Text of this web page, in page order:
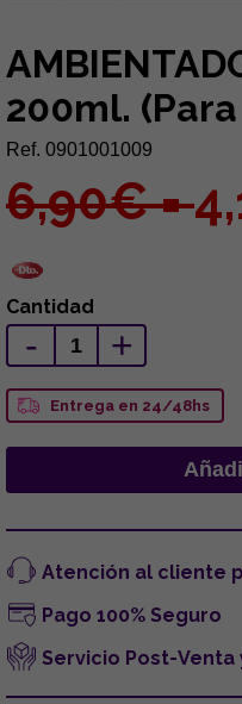
200ml.
Ref. 0901001009
6,90€ =
Cantidad
- +
Entrega en 24/48hs
Atención al cliente
Pago 100% Seguro
Servicio Post-Venta